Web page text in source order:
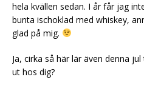
hela kvällen sedan. I år får jag
bunta ischoklad med whiskey,
glad på mig.
Ja, cirka så här lär även denna
ut hos dig?